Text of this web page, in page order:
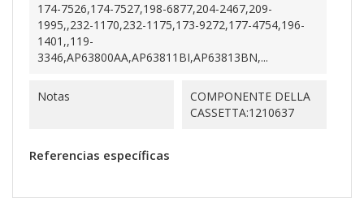
174-7526,174-7527,198-6877,204-2467,209-
1995,,232-1170,232-1175,173-9272,177-4754,196-
1401,,119-
3346,AP63800AA,AP63811BI,AP63813BN,...
Notas
COMPONENTE DELLA
CASSETTA:1210637
Referencias específicas